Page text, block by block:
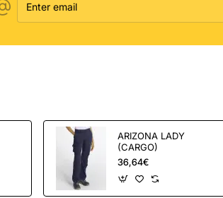
email
ARIZONA LADY
(CARGO)
36,64€